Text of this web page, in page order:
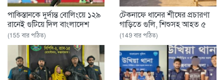
পাকিস্তানকে দুর্দান্ত বোলিংয়ে ১২৯
রানেই গুটিয়ে দিল বাংলাদেশ
(155 বার পঠিত)
টেকনাফে ধানের শীষের প্রচারণা
গাড়িতে গুলি, শিশুসহ আহত ৫
(149 বার পঠিত)